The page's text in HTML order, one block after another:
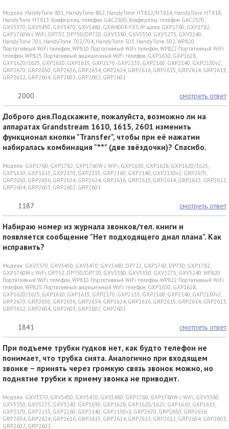
Модели: HandyTone 801, HandyTone 802, HandyTone HT812/HT814, HandyTone HT818
HandyTone HT813, Конференц-телефон GAC2500, Конференц-телефон GAC2570
GXV3370, GXV3450, GXV3470, GXV3480, GXW4008 FXS IP шлюз, GXP1760, GXP1782
GXP1760W c WiFi, DP752, DP750/DP720, GXV3380, GXV3350, GXV3275, GXV3240
HandyTone 701, HandyTone 702/704, HandyTone 503, HandyTone 502,WP820
Портативный WiFi телефон,WP810 Портативный WiFi телефон,WP822 Портативный WiFi
телефон,WP825 Портативный защищенный WiFi телефон, GXP1630, GXP1628
GXP1620/1625, GXP1610, GXP1615, GXP2170, GXP2135, GXP2160, GXP2140, GXP2130v2
GRP2670, GRP2650, GRP2636, GRP2634, GRP2624, GRP2616, GRP2615, GRP2614, GRP2613
GRP2612, GRP2604, GRP2603, GRP2602, GRP2601
2000 смотреть ответ
Доброго дня.Подскажите, пожалуйста, возможно ли на
аппаратах Grandstream 1610, 1615, 2601 изменить
функционал кнопки "Transfer", чтобы при её нажатии
набиралась комбинация "**" (две звёздочки)? Спасибо.
Модели: GXP1760, GXP1782, GXP1760W c WiFi, GXP1630, GXP1628, GXP1620/1625
GXP1610, GXP1615, GXP2170, GXP2135, GXP2160, GXP2140, GXP2130v2, GRP2670
GRP2650, GRP2636, GRP2634, GRP2624, GRP2616, GRP2615, GRP2614, GRP2613, GRP2612
GRP2604, GRP2603, GRP2602, GRP2601
1187 смотреть ответ
Набираю номер из журнала звонков/тел. книги и
появляется сообщение "Нет подходящего диал плана". Как
исправить?
Модели: GXV3370, GXV3450, GXV3470, GXV3480, DP722, GXP1760, DP730, GXP1782
GXP1760W c WiFi, DP752, DP750/DP720, GXV3380, GXV3350, GXV3275, GXV3240,WP820
Портативный WiFi телефон,WP810 Портативный WiFi телефон,WP822 Портативный WiFi
телефон,WP825 Портативный защищенный WiFi телефон, GXP1630, GXP1628
GXP1620/1625, GXP1610, GXP1615, GXP2170, GXP2135, GXP2160, GXP2140, GXP2130v2
GRP2670, GRP2650, GRP2636, GRP2634, GRP2624, GRP2616, GRP2615, GRP2614, GRP2613
GRP2612, GRP2604, GRP2603, GRP2602, GRP2601
1841 смотреть ответ
При подъеме трубки гудков нет, как будто телефон не
понимает, что трубка снята. Аналогично при входящем
звонке – принять через громкую связь звонок можно, но
поднятие трубки к приему звонка не приводит.
Модели: GXV3370, GXV3450, GXV3470, GXV3480, GXP1760, GXP1760W c WiFi, GXV3380
GXV3350, GXV3275, GXV3240, GXP1630, GXP1628, GXP1620/1625, GXP1610, GXP1615
GXP2170, GXP2135, GXP2160, GXP2140, GXP2130v2, GRP2670, GRP2650, GRP2636
GRP2634, GRP2624, GRP2616, GRP2615, GRP2614, GRP2613, GRP2612, GRP2604, GRP2603
GRP2602, GRP2601